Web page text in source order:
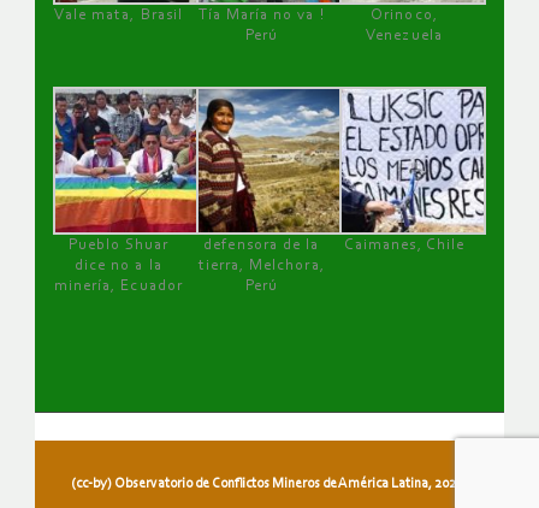
Vale mata, Brasil
Tía María no va !
Perú
Orinoco,
Venezuela
Pueblo Shuar
dice no a la
minería, Ecuador
defensora de la
tierra, Melchora,
Perú
Caimanes, Chile
(cc-by) Observatorio de Conflictos Mineros de América Latina, 2026